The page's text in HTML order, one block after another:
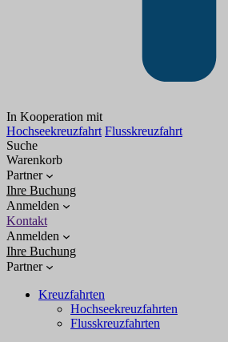
In Kooperation mit
Hochseekreuzfahrt Flusskreuzfahrt
Suche
Warenkorb
Partner
Ihre Buchung
Anmelden
Kontakt
Anmelden
Ihre Buchung
Partner
Kreuzfahrten
Hochseekreuzfahrten
Flusskreuzfahrten